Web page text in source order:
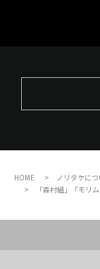
HOME ノリタケに
「森村組」「モリ